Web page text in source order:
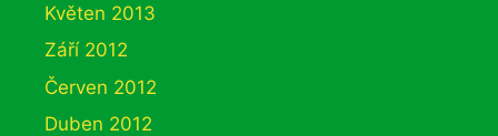
Květen 2013
Září 2012
Červen 2012
Duben 2012